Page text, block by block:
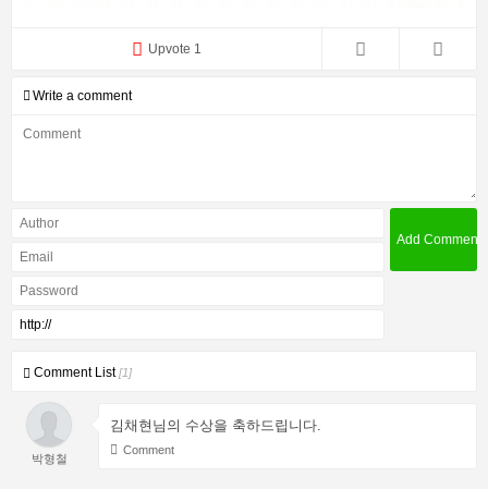
Upvote 1
Write a comment
Comment List[1]
박형철
김채현님의 수상을 축하드립니다.
Comment